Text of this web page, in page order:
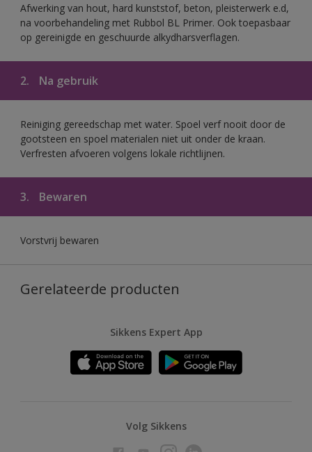
Afwerking van hout, hard kunststof, beton, pleisterwerk e.d,
na voorbehandeling met Rubbol BL Primer. Ook toepasbaar
op gereinigde en geschuurde alkydharsverflagen.
2. Na gebruik
Reiniging gereedschap met water. Spoel verf nooit door de
gootsteen en spoel materialen niet uit onder de kraan.
Verfresten afvoeren volgens lokale richtlijnen.
3. Bewaren
Vorstvrij bewaren
Gerelateerde producten
Sikkens Expert App
Volg Sikkens